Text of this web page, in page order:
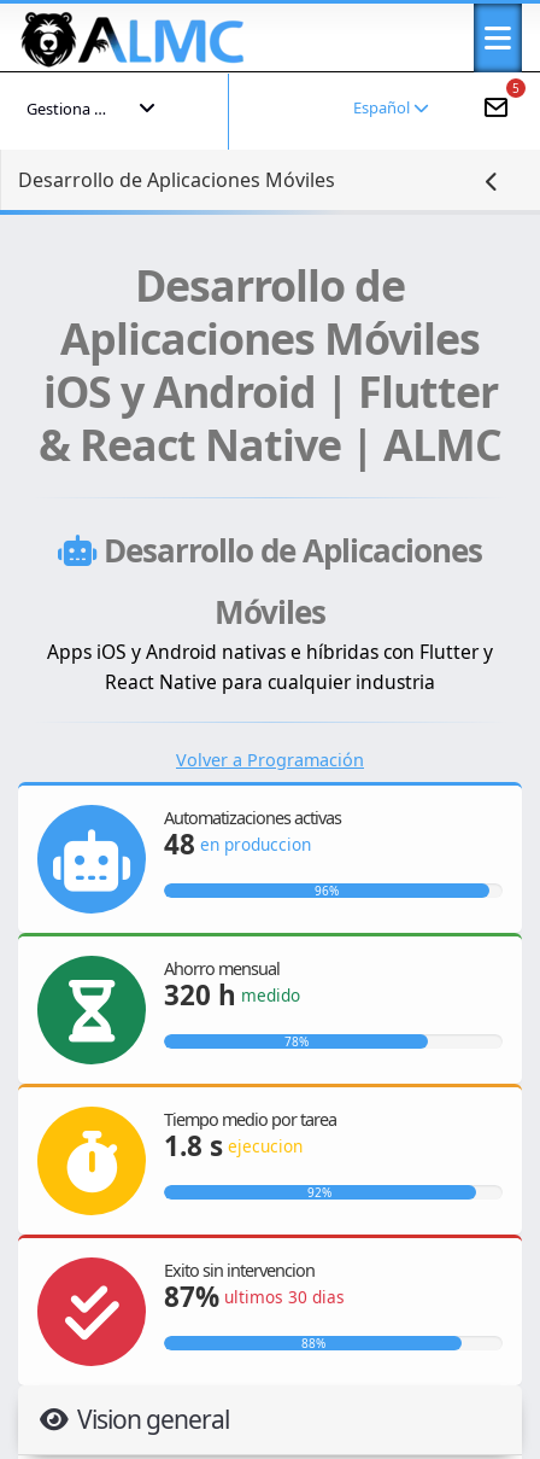
5
Español
Gestiona tu cuenta
Desarrollo de Aplicaciones Móviles
Desarrollo de
Aplicaciones Móviles
iOS y Android | Flutter
& React Native | ALMC
Desarrollo de Aplicaciones
Móviles
Apps iOS y Android nativas e híbridas con Flutter y
React Native para cualquier industria
Volver a Programación
Automatizaciones activas
48 en produccion
96%
Ahorro mensual
320 h medido
78%
Tiempo medio por tarea
1.8 s ejecucion
92%
Exito sin intervencion
87% ultimos 30 dias
88%
Vision general